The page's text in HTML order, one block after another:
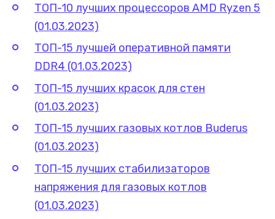
ТОП-10 лучших процессоров AMD Ryzen 5
(01.03.2023)
ТОП-15 лучшей оперативной памяти
DDR4 (01.03.2023)
ТОП-15 лучших красок для стен
(01.03.2023)
ТОП-15 лучших газовых котлов Buderus
(01.03.2023)
ТОП-15 лучших стабилизаторов
напряжения для газовых котлов
(01.03.2023)